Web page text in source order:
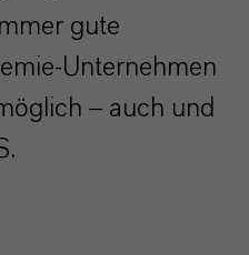
gute
Unternehmen
– auch und